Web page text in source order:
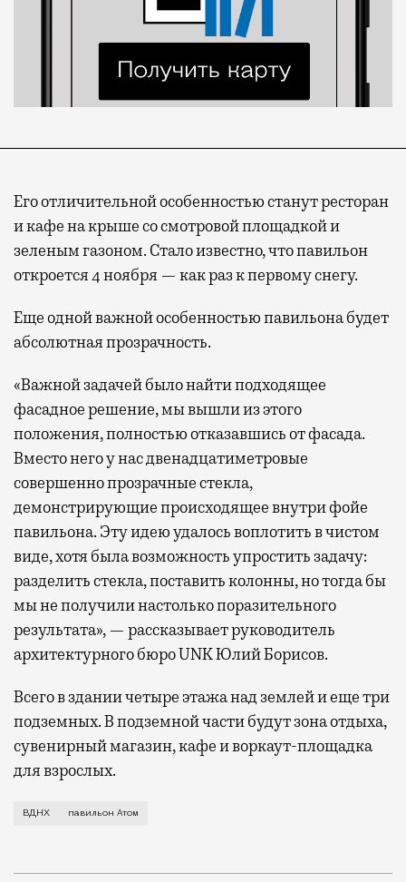
Его отличительной особенностью станут ресторан
и кафе на крыше со смотровой площадкой и
зеленым газоном. Стало известно, что павильон
откроется 4 ноября — как раз к первому снегу.
Еще одной важной особенностью павильона будет
абсолютная прозрачность.
«Важной задачей было найти подходящее
фасадное решение, мы вышли из этого
положения, полностью отказавшись от фасада.
Вместо него у нас двенадцатиметровые
совершенно прозрачные стекла,
демонстрирующие происходящее внутри фойе
павильона. Эту идею удалось воплотить в чистом
виде, хотя была возможность упростить задачу:
разделить стекла, поставить колонны, но тогда бы
мы не получили настолько поразительного
результата», — рассказывает руководитель
архитектурного бюро UNK Юлий Борисов.
Всего в здании четыре этажа над землей и еще три
подземных. В подземной части будут зона отдыха,
сувенирный магазин, кафе и воркаут-площадка
для взрослых.
На ВДНХ достраивают павильон «Атом» —
ВДНХ павильон Атом